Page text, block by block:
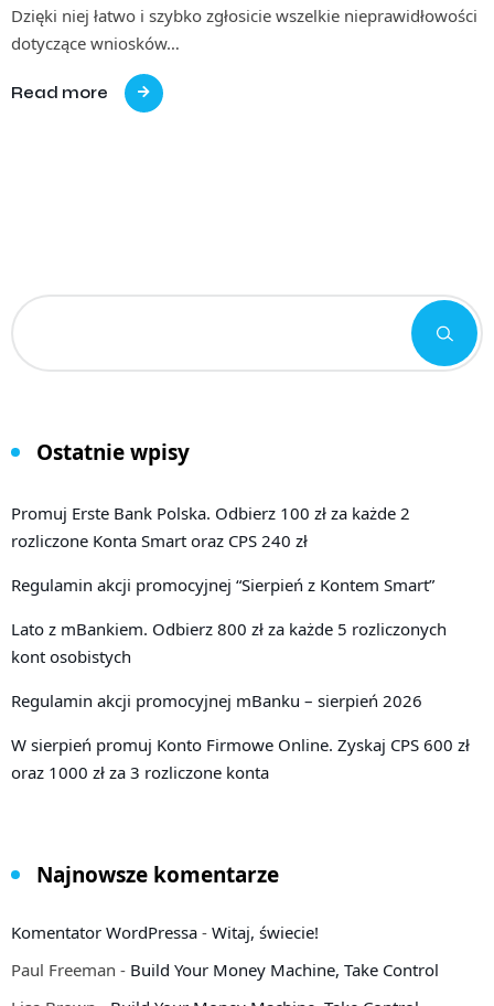
Dzięki niej łatwo i szybko zgłosicie wszelkie nieprawidłowości
dotyczące wniosków…
Read more
Ostatnie wpisy
Promuj Erste Bank Polska. Odbierz 100 zł za każde 2
rozliczone Konta Smart oraz CPS 240 zł
Regulamin akcji promocyjnej “Sierpień z Kontem Smart”
Lato z mBankiem. Odbierz 800 zł za każde 5 rozliczonych
kont osobistych
Regulamin akcji promocyjnej mBanku – sierpień 2026
W sierpień promuj Konto Firmowe Online. Zyskaj CPS 600 zł
oraz 1000 zł za 3 rozliczone konta
Najnowsze komentarze
Komentator WordPressa - Witaj, świecie!
Paul Freeman - Build Your Money Machine, Take Control